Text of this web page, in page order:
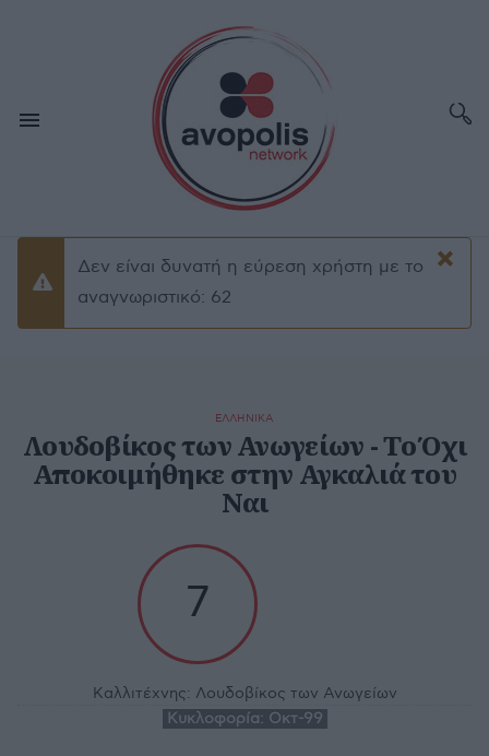
×
Προειδοποίσηση
Δεν είναι δυνατή η εύρεση χρήστη με το
αναγνωριστικό: 62
ΕΛΛΗΝΙΚΑ
Λουδοβίκος των Ανωγείων - Το Όχι
Αποκοιμήθηκε στην Αγκαλιά του
Ναι
7
Καλλιτέχνης: Λουδοβίκος των Ανωγείων
Κυκλοφορία: Οκτ-99